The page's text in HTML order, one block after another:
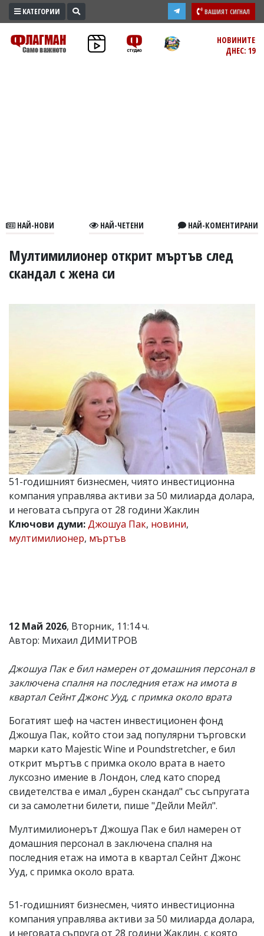
ПРОМО
ЗОНА
В
УКРАЙНА
РАЗСЛЕДВАНЕ
Василев,
v.vasilev@flagman.bg
Катя
Касабова,
еmail:k.kassabova@flagman.bg
Главен
редактор:
Иван
Колев,
email:
office@flagman.bg
Коментарите
редакцията
не
за
тях!
Ако
откриете
за
вас
коментар,
моля
сигнализирайте
ни!
КАТЕГОРИИ ВАШИЯТ СИГНАЛ
НОВИНИТЕ
ДНЕС: 19
НАЙ-НОВИ НАЙ-ЧЕТЕНИ НАЙ-КОМЕНТИРАНИ
Мултимилионер открит мъртъв след
скандал с жена си
51-годишният бизнесмен, чиято инвестиционна
компания управлява активи за 50 милиарда долара,
и неговата съпруга от 28 години Жаклин
Ключови думи:Джошуа Пак, новини,
мултимилионер, мъртъв
12 Май 2026, Вторник, 11:14 ч.
Автор: Михаил ДИМИТРОВ
Джошуа Пак е бил намерен от домашния персонал в
заключена спалня на последния етаж на имота в
квартал Сейнт Джонс Ууд, с примка около врата
Богатият шеф на частен инвестиционен фонд
Джошуа Пак, който стои зад популярни търговски
марки като Majestic Wine и Poundstretcher, е бил
открит мъртъв с примка около врата в наето
луксозно имение в Лондон, след като според
свидетелства е имал „бурен скандал" със съпругата
си за самолетни билети, пише "Дейли Мейл".
Мултимилионерът Джошуа Пак е бил намерен от
домашния персонал в заключена спалня на
последния етаж на имота в квартал Сейнт Джонс
Ууд, с примка около врата.
51-годишният бизнесмен, чиято инвестиционна
компания управлява активи за 50 милиарда долара,
и неговата съпруга от 28 години Жаклин, с която